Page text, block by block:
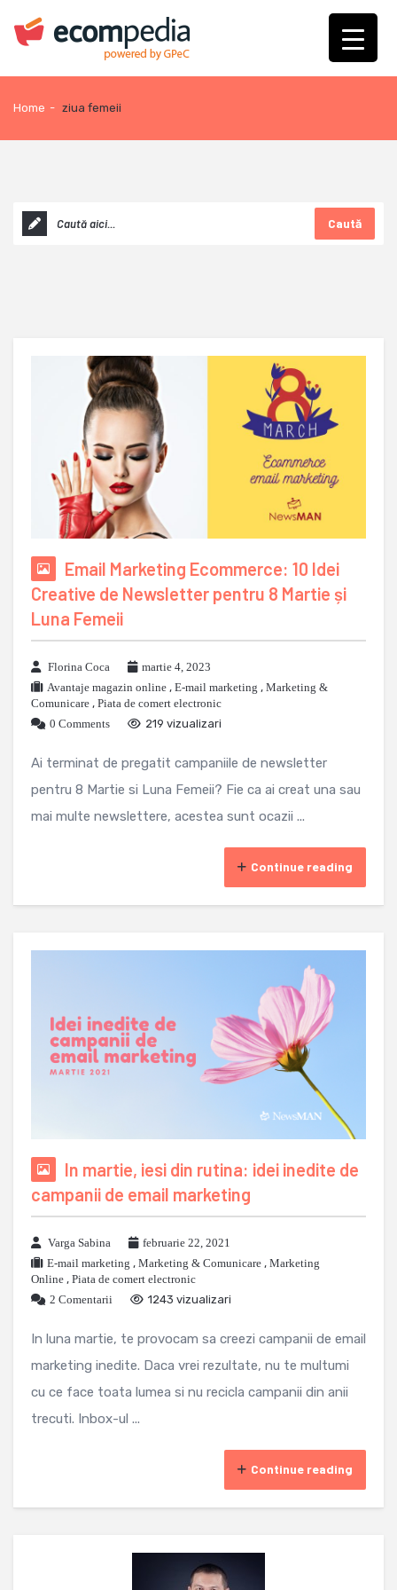
Home - ziua femeii
Caută
Email Marketing Ecommerce: 10 Idei
Creative de Newsletter pentru 8 Martie și
Luna Femeii
Florina Coca
martie 4, 2023
Avantaje magazin online , E-mail marketing , Marketing &
Comunicare , Piata de comert electronic
0 Comments
219 vizualizari
Ai terminat de pregatit campaniile de newsletter
pentru 8 Martie si Luna Femeii? Fie ca ai creat una sau
mai multe newslettere, acestea sunt ocazii ...
Continue reading
In martie, iesi din rutina: idei inedite de
campanii de email marketing
Varga Sabina
februarie 22, 2021
E-mail marketing , Marketing & Comunicare , Marketing
Online , Piata de comert electronic
2 Comentarii
1243 vizualizari
In luna martie, te provocam sa creezi campanii de email
marketing inedite. Daca vrei rezultate, nu te multumi
cu ce face toata lumea si nu recicla campanii din anii
trecuti. Inbox-ul ...
Continue reading